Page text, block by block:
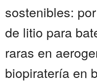
sostenibles:
de litio para
raras en
biopiratería en